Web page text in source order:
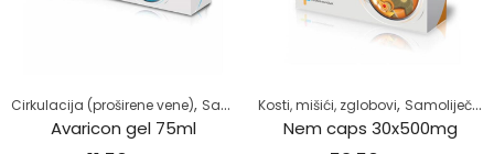
Cirkulacija (proširene vene), Samoliječenje ,Zdrav život
Avaricon gel 75ml
Kosti, mišići, zglobovi, Samoliječenje
Nem caps 30x500mg